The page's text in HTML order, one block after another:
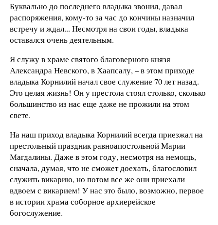
Буквально до последнего владыка звонил, давал
распоряжения, кому-то за час до кончины назначил
встречу и ждал... Несмотря на свои годы, владыка
оставался очень деятельным.
Я служу в храме святого благоверного князя
Александра Невского, в Хаапсалу, – в этом приходе
владыка Корнилий начал свое служение 70 лет назад.
Это целая жизнь! Он у престола стоял столько, сколько
большинство из нас еще даже не прожили на этом
свете.
На наш приход владыка Корнилий всегда приезжал на
престольный праздник равноапостольной Марии
Магдалины. Даже в этом году, несмотря на немощь,
сначала, думая, что не сможет доехать, благословил
служить викарию, но потом все же они приехали
вдвоем с викарием! У нас это было, возможно, первое
в истории храма соборное архиерейское
богослужение.